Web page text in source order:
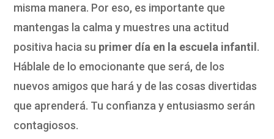
misma manera. Por eso, es importante que
mantengas la calma y muestres una actitud
positiva hacia su primer día en la escuela infantil .
Háblale de lo emocionante que será, de los
nuevos amigos que hará y de las cosas divertidas
que aprenderá. Tu confianza y entusiasmo serán
contagiosos.